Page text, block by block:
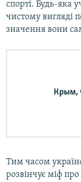
спорті. Будь-яка
чистому вигляді
значення вони
Крым,
Тим часом
розвінчує міф